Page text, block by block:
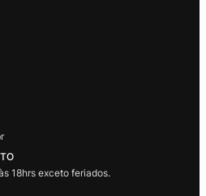
18hrs exceto feriados.